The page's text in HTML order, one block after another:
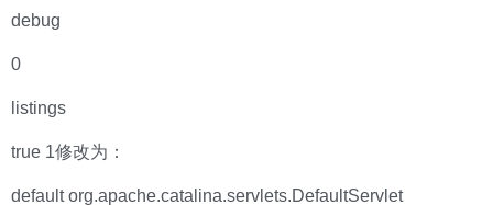
debug
0
listings
true 1修改为：
default org.apache.catalina.servlets.DefaultServlet